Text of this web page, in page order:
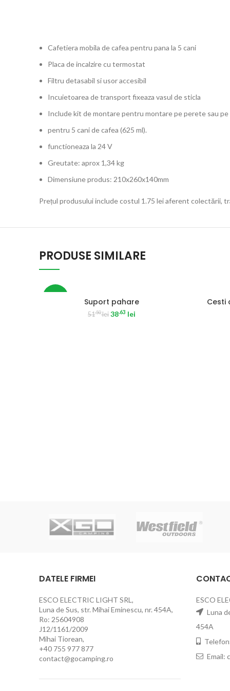
Cafetiera mobila de cafea pentru pana la 5 cani
Placa de incalzire cu termostat
Filtru detasabil si usor accesibil
Incuietoarea de transport fixeaza vasul de sticla
Include kit de montare pentru montare pe perete sau pe
pentru 5 cani de cafea (625 ml).
functioneaza la 24 V
Greutate: aprox 1,34 kg
Dimensiune produs: 210x260x140mm
Prețul produsului include costul 1.75 lei aferent colectării,
PRODUSE SIMILARE
Suport pahare
51.50lei 38.63 lei
Cesti
DATELE FIRMEI
ESCO ELECTRIC LIGHT SRL,
Luna de Sus, str. Mihai Eminescu, nr. 454A,
Ro: 25604908
J12/1161/2009
Mihai Tiorean,
+40 755 977 877
contact@gocamping.ro
ESCO
Luna
454A
Email: